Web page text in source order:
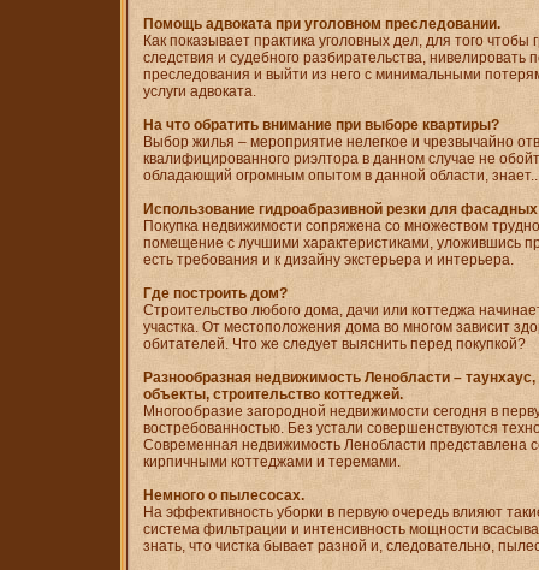
Помощь адвоката при уголовном преследовании.
Как показывает практика уголовных дел, для того чтобы
следствия и судебного разбирательства, нивелировать
преследования и выйти из него с минимальными
услуги адвоката.
На что обратить внимание при выборе квартиры?
Выбор жилья – мероприятие нелегкое и чрезвычайно
квалифицированного риэлтора в данном случае не
обладающий огромным опытом в данной области,
Использование гидроабразивной резки для
Покупка недвижимости сопряжена со множеством
помещение с лучшими характеристиками, уложившись
есть требования и к дизайну экстерьера и интерьера.
Где построить дом?
Строительство любого дома, дачи или коттеджа
участка. От местоположения дома во многом зависит
обитателей. Что же следует выяснить перед покупкой?
Разнообразная недвижимость Ленобласти –
объекты, строительство коттеджей.
Многообразие загородной недвижимости сегодня в
востребованностью. Без устали совершенствуются
Современная недвижимость Ленобласти представлена
кирпичными коттеджами и теремами.
Немного о пылесосах.
На эффективность уборки в первую очередь влияют
система фильтрации и интенсивность мощности
знать, что чистка бывает разной и, следовательно,